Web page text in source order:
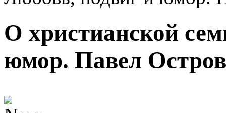
О христианской
юмор. Павел